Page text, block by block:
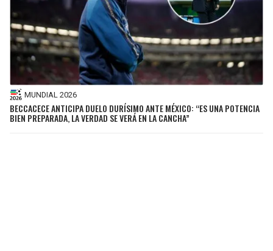
MUNDIAL 2026
BECCACECE ANTICIPA DUELO DURÍSIMO ANTE MÉXICO: “ES UNA POTENCIA
BIEN PREPARADA, LA VERDAD SE VERÁ EN LA CANCHA”